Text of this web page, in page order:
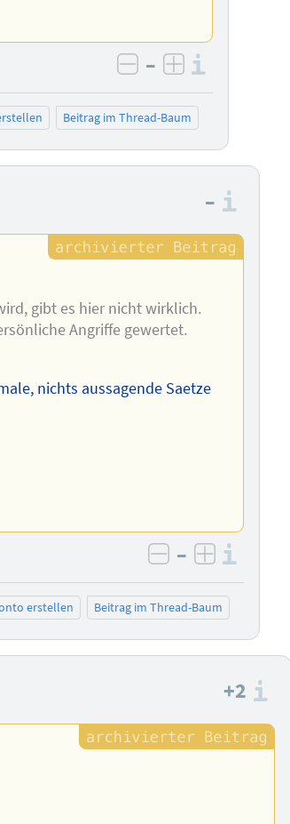
negativ bewerten
– positiv
Beitrag im Thread-Baum
–
gibt es hier nicht wirklich.
Angriffe gewertet.
nichts aussagende Saetze
negativ
– positiv
erstellen Beitrag im Thread-Baum
+2